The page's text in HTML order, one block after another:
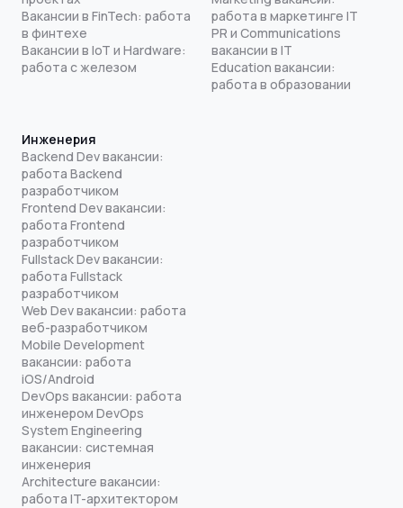
Вакансии в FinTech: работа
в финтехе
Вакансии в IoT и Hardware:
работа с железом
работа в маркетинге IT
PR и Communications
вакансии в IT
Education вакансии:
работа в образовании
Инженерия
Backend Dev вакансии:
работа Backend
разработчиком
Frontend Dev вакансии:
работа Frontend
разработчиком
Fullstack Dev вакансии:
работа Fullstack
разработчиком
Web Dev вакансии: работа
веб-разработчиком
Mobile Development
вакансии: работа
iOS/Android
DevOps вакансии: работа
инженером DevOps
System Engineering
вакансии: системная
инженерия
Architecture вакансии:
работа IT-архитектором